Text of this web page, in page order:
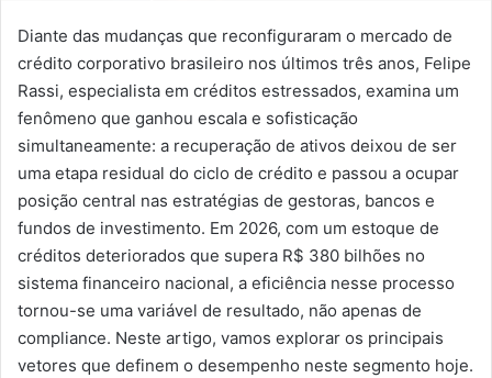
Diante das mudanças que reconfiguraram o mercado de
crédito corporativo brasileiro nos últimos três anos, Felipe
Rassi, especialista em créditos estressados, examina um
fenômeno que ganhou escala e sofisticação
simultaneamente: a recuperação de ativos deixou de ser
uma etapa residual do ciclo de crédito e passou a ocupar
posição central nas estratégias de gestoras, bancos e
fundos de investimento. Em 2026, com um estoque de
créditos deteriorados que supera R$ 380 bilhões no
sistema financeiro nacional, a eficiência nesse processo
tornou-se uma variável de resultado, não apenas de
compliance. Neste artigo, vamos explorar os principais
vetores que definem o desempenho neste segmento hoje.